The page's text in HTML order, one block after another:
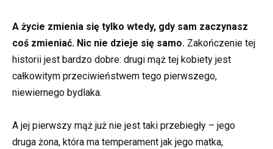
A życie zmienia się tylko wtedy, gdy sam zaczynasz
coś zmieniać. Nic nie dzieje się samo. Zakończenie tej
historii jest bardzo dobre: drugi mąż tej kobiety jest
całkowitym przeciwieństwem tego pierwszego,
niewiernego bydlaka.
A jej pierwszy mąż już nie jest taki przebiegły – jego
druga żona, która ma temperament jak jego matka,